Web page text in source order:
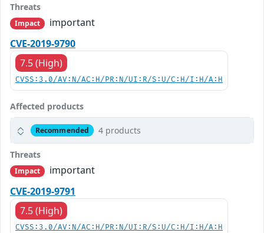
Threats
Impact
important
CVE-2019-9790
7.5 (High)
CVSS:3.0/AV:N/AC:H/PR:N/UI:R/S:U/C:H/I:H/A:H
Affected products
Recommended 4 products
Threats
Impact
important
CVE-2019-9791
7.5 (High)
CVSS:3.0/AV:N/AC:H/PR:N/UI:R/S:U/C:H/I:H/A:H